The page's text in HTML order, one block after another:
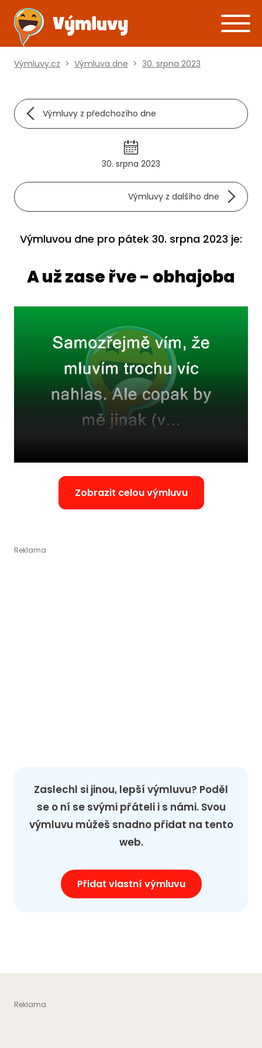
Výmluvy.cz > Výmluva dne > 30. srpna 2023
Výmluvy z předchozího dne
30. srpna 2023
Výmluvy z dalšího dne
Výmluvou dne pro pátek 30. srpna 2023 je:
A už zase řve - obhajoba
Zobrazit celou výmluvu
Zaslechl si jinou, lepší výmluvu? Poděl
se o ní se svými přáteli i s námi. Svou
výmluvu můžeš snadno přidat na tento
web.
Přidat vlastní výmluvu